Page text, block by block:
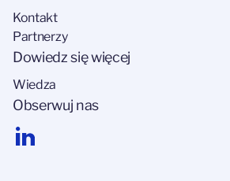
Kontakt
Partnerzy
Dowiedz się więcej
Wiedza
Obserwuj nas